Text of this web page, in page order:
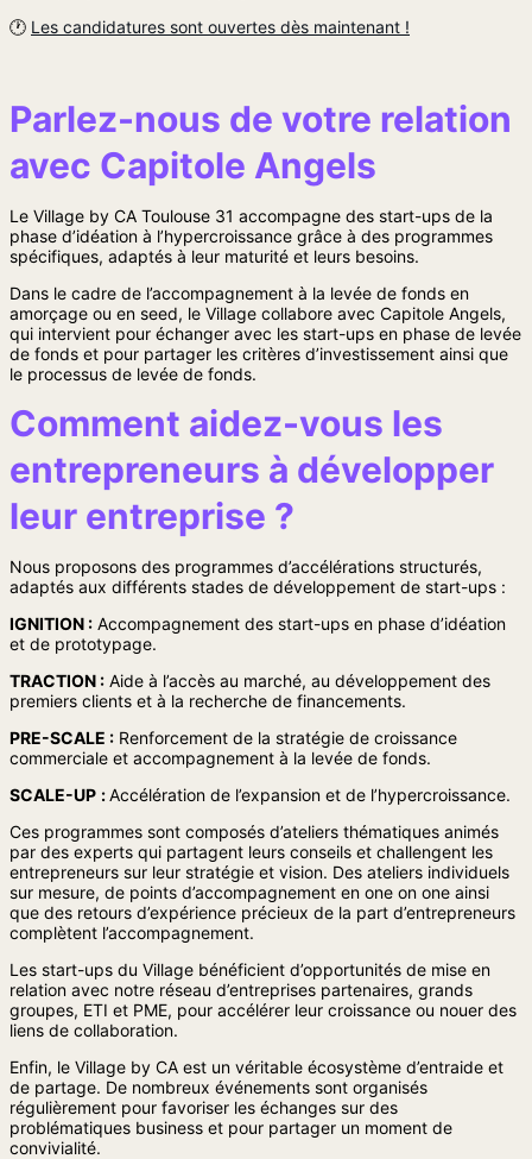
🕐 Les candidatures sont ouvertes dès maintenant !
Parlez-nous de votre relation
avec Capitole Angels
Le Village by CA Toulouse 31 accompagne des start-ups de la
phase d’idéation à l’hypercroissance grâce à des programmes
spécifiques, adaptés à leur maturité et leurs besoins.
Dans le cadre de l’accompagnement à la levée de fonds en
amorçage ou en seed, le Village collabore avec Capitole Angels,
qui intervient pour échanger avec les start-ups en phase de levée
de fonds et pour partager les critères d’investissement ainsi que
le processus de levée de fonds.
Comment aidez-vous les
entrepreneurs à développer
leur entreprise ?
Nous proposons des programmes d’accélérations structurés,
adaptés aux différents stades de développement de start-ups :
IGNITION : Accompagnement des start-ups en phase d’idéation
et de prototypage.
TRACTION : Aide à l’accès au marché, au développement des
premiers clients et à la recherche de financements.
PRE-SCALE : Renforcement de la stratégie de croissance
commerciale et accompagnement à la levée de fonds.
SCALE-UP :Accélération de l’expansion et de l’hypercroissance.
Ces programmes sont composés d’ateliers thématiques animés
par des experts qui partagent leurs conseils et challengent les
entrepreneurs sur leur stratégie et vision. Des ateliers individuels
sur mesure, de points d’accompagnement en one on one ainsi
que des retours d’expérience précieux de la part d’entrepreneurs
complètent l’accompagnement.
Les start-ups du Village bénéficient d’opportunités de mise en
relation avec notre réseau d’entreprises partenaires, grands
groupes, ETI et PME, pour accélérer leur croissance ou nouer des
liens de collaboration.
Enfin, le Village by CA est un véritable écosystème d’entraide et
de partage. De nombreux événements sont organisés
régulièrement pour favoriser les échanges sur des
problématiques business et pour partager un moment de
convivialité.